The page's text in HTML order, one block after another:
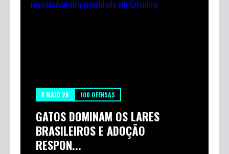
8 MAIO 26 100 OFENSAS
GATOS DOMINAM OS LARES
BRASILEIROS E ADOÇÃO
RESPON...